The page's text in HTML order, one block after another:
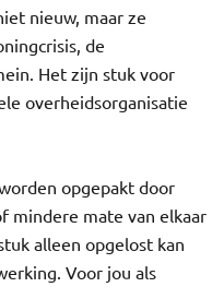
nieuw, maar ze
de
Het zijn stuk voor
overheidsorganisatie
opgepakt door
mindere mate van elkaar
alleen opgelost kan
Voor jou als